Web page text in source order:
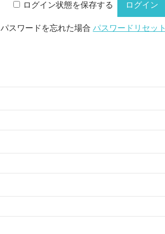
ログイン状態を保存する
パスワードを忘れた場合パスワードリセット